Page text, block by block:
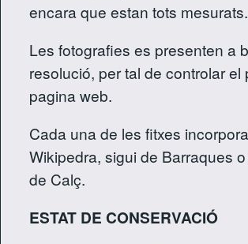
encara que estan tots mesurats.
Les fotografies es presenten a
resolució, per tal de controlar el
pagina web.
Cada una de les fitxes
Wikipedra, sigui de Barraques
de Calç.
ESTAT DE CONSERVACIÓ